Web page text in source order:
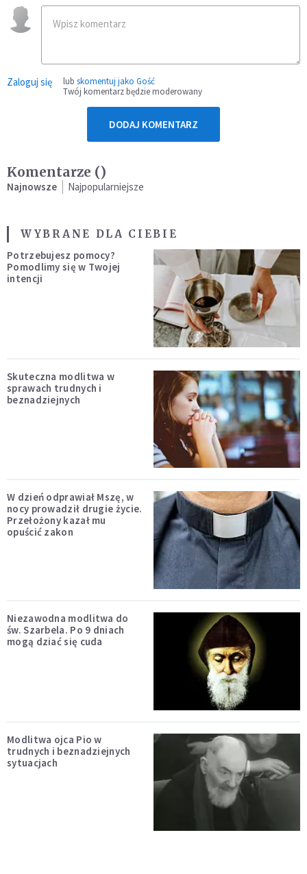
Zaloguj się lub skomentuj jako Gość
Twój komentarz będzie moderowany
DODAJ KOMENTARZ
Komentarze ()
Najnowsze Najpopularniejsze
WYBRANE DLA CIEBIE
Potrzebujesz pomocy?
Pomodlimy się w Twojej
intencji
Skuteczna modlitwa w
sprawach trudnych i
beznadziejnych
W dzień odprawiał Mszę, w
nocy prowadził drugie życie.
Przełożony kazał mu
opuścić zakon
Niezawodna modlitwa do
św. Szarbela. Po 9 dniach
mogą dziać się cuda
Modlitwa ojca Pio w
trudnych i beznadziejnych
sytuacjach